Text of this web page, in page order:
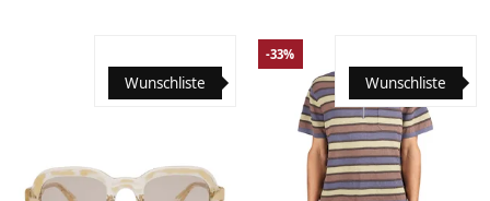
Wunschliste Wunschliste
-33%